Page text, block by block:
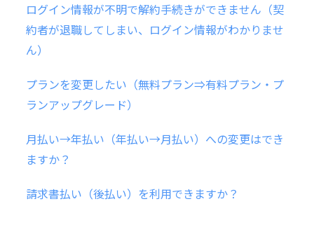
ログイン情報が不明で解約手続きができません（契
約者が退職してしまい、ログイン情報がわかりませ
ん）
プランを変更したい（無料プラン⇒有料プラン・プ
ランアップグレード）
月払い→年払い（年払い→月払い）への変更はでき
ますか？
請求書払い（後払い）を利用できますか？